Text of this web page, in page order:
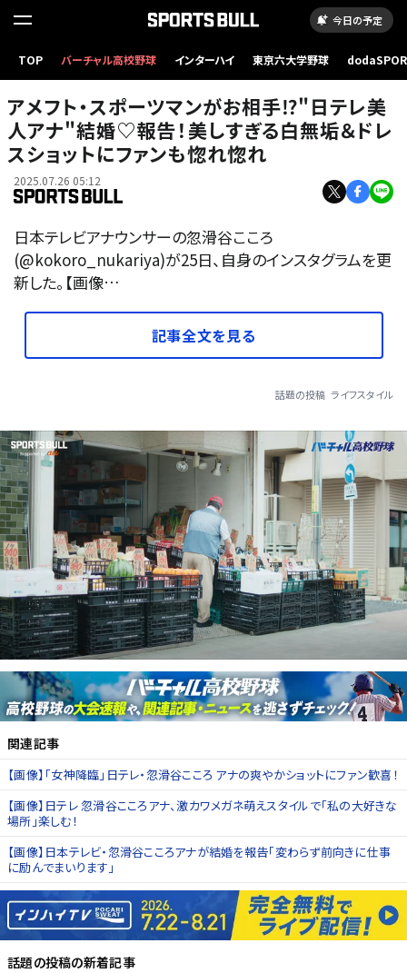
今日の予定
TOP バーチャル高校野球 インターハイ 東京六大学野球
アメフト・スポーツマンがお相手⁉︎"日テレ美
人アナ"結婚♡報告！美しすぎる白無垢＆ドレ
スショットにファンも惚れ惚れ
2025.07.26 05:12
日本テレビアナウンサーの忽滑谷こころ
(@kokoro_nukariya)が25日、自身のインスタグラムを更
新した。【画像…
記事全文を見る
話題の投稿 ライフスタイル
関連記事
【画像】「女神降臨」日テレ・忽滑谷こころ アナの爽やかショットにファン歓喜！
【画像】日テレ 忽滑谷こころアナ、激カワメガネ萌えスタイルで「私の大好きな
場所」楽しむ！
【画像】日本テレビ・忽滑谷こころアナが結婚を報告「変わらず前向きに仕事
に励んでまいります」
話題の投稿の新着記事